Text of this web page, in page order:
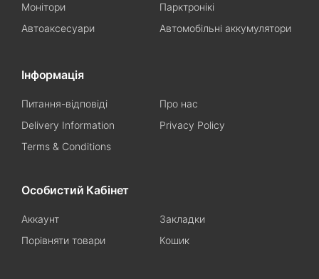
Монітори
Парктронікі
Автоаксесуари
Автомобільні аккумулятори
Інформація
Питання-відповіді
Про нас
Delivery Information
Privacy Policy
Terms & Conditions
Особистий Кабінет
Аккаунт
Закладки
Порівняти товари
Кошик